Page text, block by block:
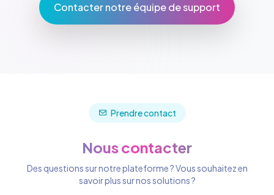
Contacter notre équipe de support
Prendre contact
Nous contacter
Des questions sur notre plateforme ? Vous souhaitez en
savoir plus sur nos solutions ?